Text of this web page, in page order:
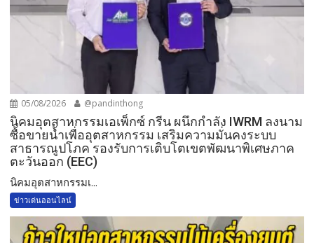
05/08/2026 @pandinthong
​นิคมอุตสาหกรรมเอเพ็กซ์ กรีน ผนึกกำลัง IWRM ลงนาม
ซื้อขายน้ำเพื่ออุตสาหกรรม เสริมความมั่นคงระบบ
สาธารณูปโภค รองรับการเติบโตเขตพัฒนาพิเศษภาค
ตะวันออก (EEC)
​นิคมอุตสาหกรรมเ...
ข่าวเด่นออนไลน์